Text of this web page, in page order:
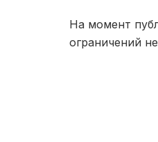
На момент
ограничений